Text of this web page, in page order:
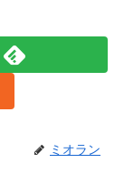
ミオラン